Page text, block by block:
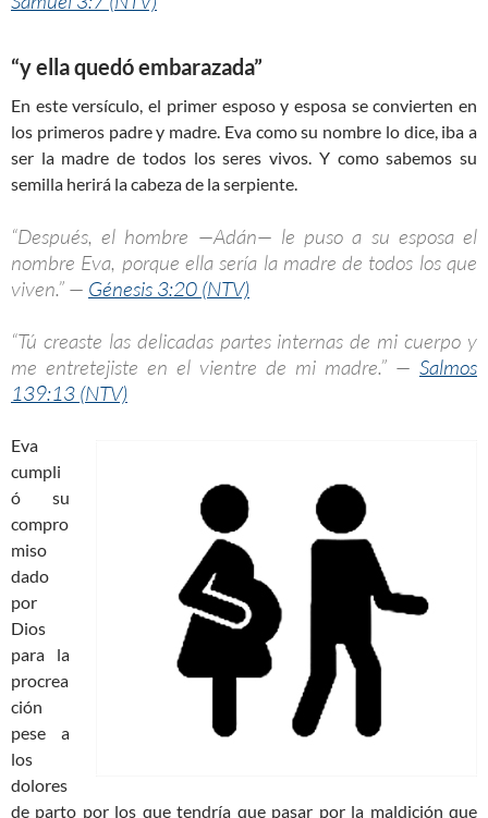
“y ella quedó embarazada”
En este versículo, el primer esposo y esposa se convierten en
los primeros padre y madre. Eva como su nombre lo dice, iba a
ser la madre de todos los seres vivos. Y como sabemos su
semilla herirá la cabeza de la serpiente.
“Después, el hombre —Adán— le puso a su esposa el
nombre Eva, porque ella sería la madre de todos los que
viven.” — Génesis 3:20 (NTV)
“Tú creaste las delicadas partes internas de mi cuerpo y
me entretejiste en el vientre de mi madre.” — Salmos
139:13 (NTV)
Eva
cumpli
ó su
compro
miso
dado
por
Dios
para la
procrea
ción
pese a
los
dolores
de parto por los que tendría que pasar por la maldición que